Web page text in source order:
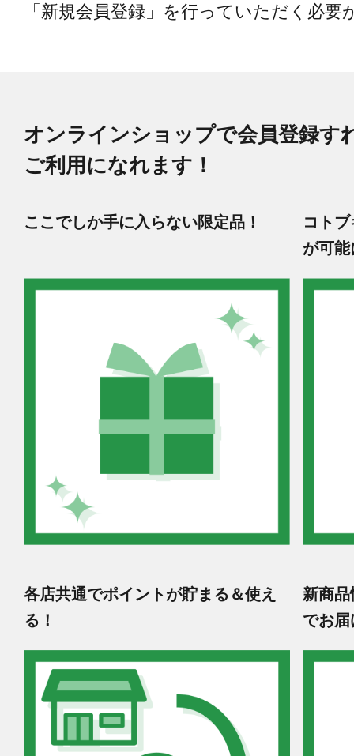
「新規会員登録」を行っていただく必要
オンラインショップで会員登録す
ご利用になれます！
ここでしか手に入らない限定品！
コト
が可能
各店共通でポイントが貯まる＆使え
る！
新商
でお届